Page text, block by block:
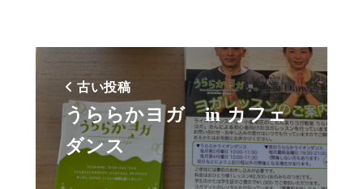
古い投稿
うららかヨガ in カフェ
ダンス